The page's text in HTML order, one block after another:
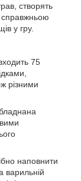
створять
справжньою
у гру.
75
різними
наповнити
варильній